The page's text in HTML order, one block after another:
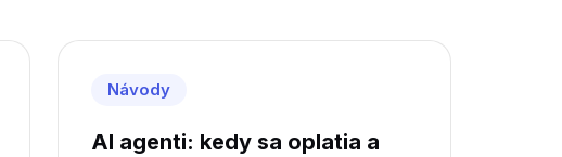
Návody
AI agenti: kedy sa oplatia a